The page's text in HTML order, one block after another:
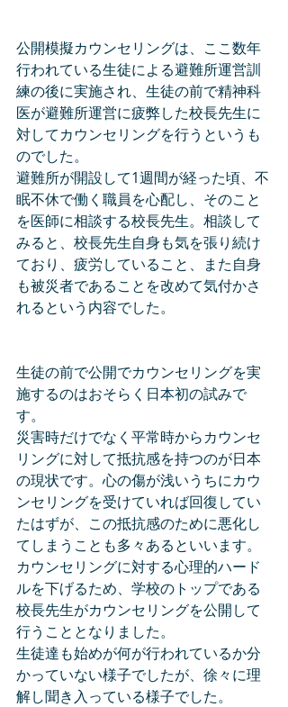
公開模擬カウンセリングは、ここ数年
行われている生徒による避難所運営訓
練の後に実施され、生徒の前で精神科
医が避難所運営に疲弊した校長先生に
対してカウンセリングを行うというも
のでした。
避難所が開設して1週間が経った頃、不
眠不休で働く職員を心配し、そのこと
を医師に相談する校長先生。相談して
みると、校長先生自身も気を張り続け
ており、疲労していること、また自身
も被災者であることを改めて気付かさ
れるという内容でした。
生徒の前で公開でカウンセリングを実
施するのはおそらく日本初の試みで
す。
災害時だけでなく平常時からカウンセ
リングに対して抵抗感を持つのが日本
の現状です。心の傷が浅いうちにカウ
ンセリングを受けていれば回復してい
たはずが、この抵抗感のために悪化し
てしまうことも多々あるといいます。
カウンセリングに対する心理的ハード
ルを下げるため、学校のトップである
校長先生がカウンセリングを公開して
行うこととなりました。
生徒達も始めが何が行われているか分
かっていない様子でしたが、徐々に理
解し聞き入っている様子でした。